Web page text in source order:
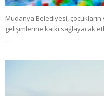
Mudanya Belediyesi,
gelişimlerine katkı sağlayacak
…